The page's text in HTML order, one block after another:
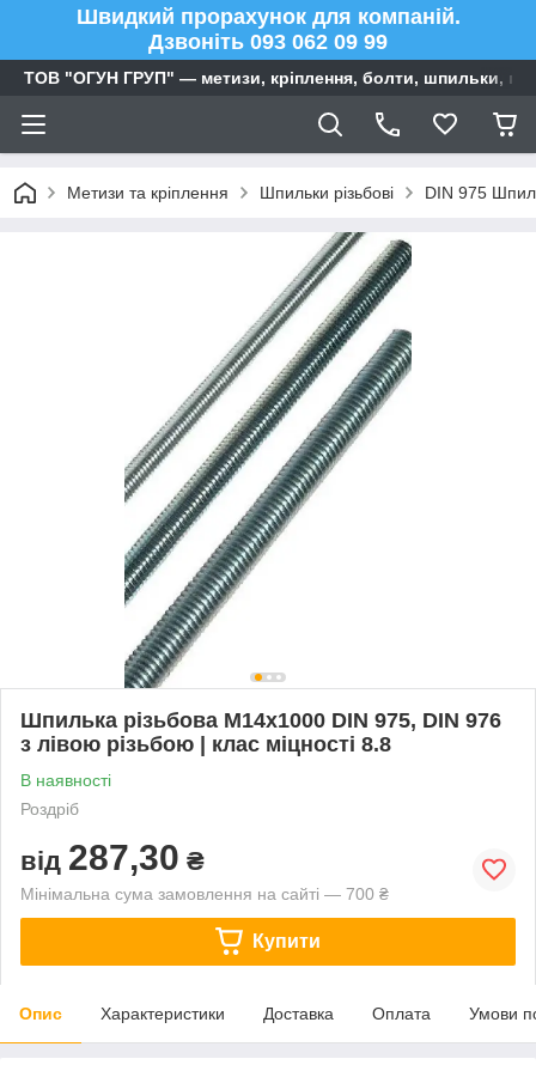
Швидкий прорахунок для компаній.
Дзвоніть 093 062 09 99
ТОВ "ОГУН ГРУП" — метизи, кріплення, болти, шпильки,
Метизи та кріплення Шпильки різьбові DIN 975
Шпилька різьбова М14х1000 DIN 975, DIN 976
з лівою різьбою | клас міцності 8.8
В наявності
Роздріб
від 287,30 ₴
Мінімальна сума замовлення на сайті — 700 ₴
Купити
Опис Характеристики Доставка Оплата Умови